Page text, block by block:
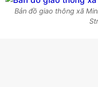
Bản đồ giao thông xã